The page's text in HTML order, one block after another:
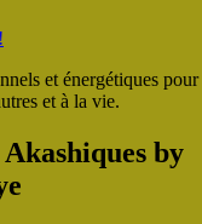
et énergétiques pour
et à la vie.
by